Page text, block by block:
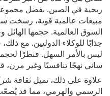
ربحية في الصين. بفضل
مبيعات عالمية قوية، رسخت
السوق العالمية. حجمها الهائل
جذابًا للوكلاء الدوليين. مع
ليس بالأمر السهل. فنظرًا
ساني نهجًا تنافسيًا وغير مرن،
علاوة على ذلك، تميل ثقافة
الرسمي والهرمي، مما قد